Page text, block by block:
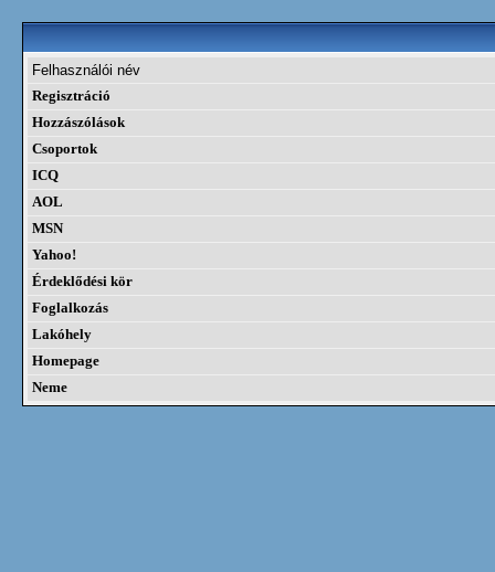
Felhasználói név
Regisztráció
Hozzászólások
Csoportok
ICQ
AOL
MSN
Yahoo!
Érdeklődési kör
Foglalkozás
Lakóhely
Homepage
Neme